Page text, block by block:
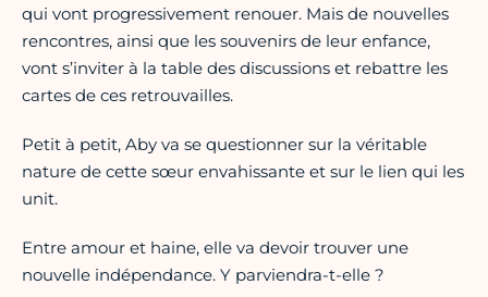
qui vont progressivement renouer. Mais de nouvelles
rencontres, ainsi que les souvenirs de leur enfance,
vont s’inviter à la table des discussions et rebattre les
cartes de ces retrouvailles.
Petit à petit, Aby va se questionner sur la véritable
nature de cette sœur envahissante et sur le lien qui les
unit.
Entre amour et haine, elle va devoir trouver une
nouvelle indépendance. Y parviendra-t-elle ?